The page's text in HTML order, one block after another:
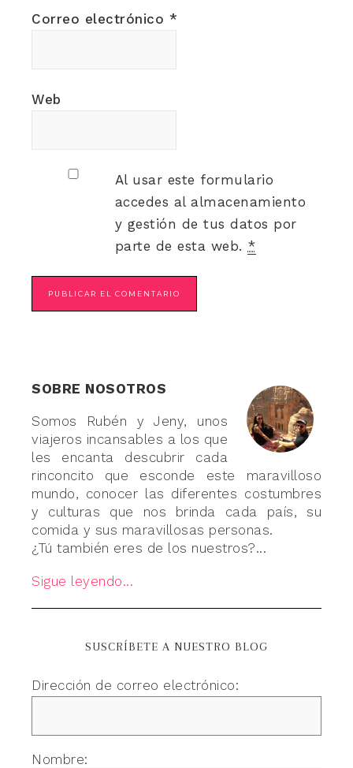
Correo electrónico *
Web
Al usar este formulario
accedes al almacenamiento
y gestión de tus datos por
parte de esta web. *
SOBRE NOSOTROS
Somos Rubén y Jeny, unos
viajeros incansables a los que
les encanta descubrir cada
rinconcito que esconde este maravilloso
mundo, conocer las diferentes costumbres
y culturas que nos brinda cada país, su
comida y sus maravillosas personas.
¿Tú también eres de los nuestros?...
Sigue leyendo...
SUSCRÍBETE A NUESTRO BLOG
Dirección de correo electrónico:
Nombre: